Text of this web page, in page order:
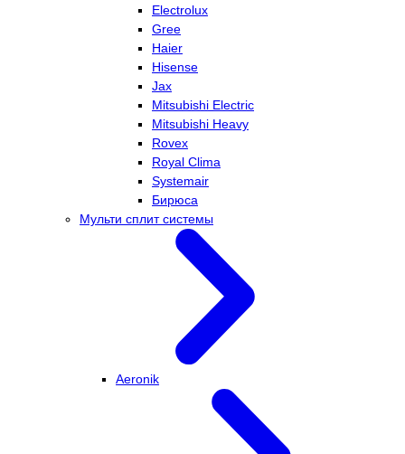
Electrolux
Gree
Haier
Hisense
Jax
Mitsubishi Electric
Mitsubishi Heavy
Rovex
Royal Clima
Systemair
Бирюса
Мульти сплит системы
Aeronik